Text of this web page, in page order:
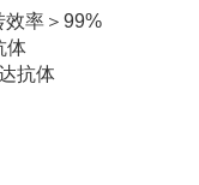
效率＞99%
体
抗体